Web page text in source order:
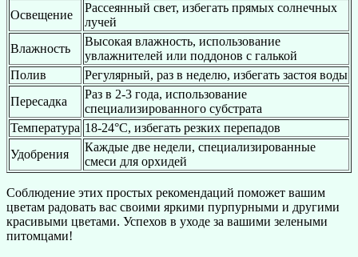
Освещение
Рассеянный свет, избегать прямых солнечных
лучей
Влажность
Высокая влажность, использование
увлажнителей или поддонов с галькой
Полив
Регулярный, раз в неделю, избегать застоя воды
Пересадка
Раз в 2-3 года, использование
специализированного субстрата
Температура 18-24°C, избегать резких перепадов
Удобрения
Каждые две недели, специализированные
смеси для орхидей
Соблюдение этих простых рекомендаций поможет вашим
цветам радовать вас своими яркими пурпурными и другими
красивыми цветами. Успехов в уходе за вашими зелеными
питомцами!